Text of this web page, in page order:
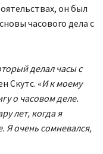
он был
часового дела с
делал часы с
Скутс. «И к моему
о часовом деле.
лет, когда я
Я очень сомневался,